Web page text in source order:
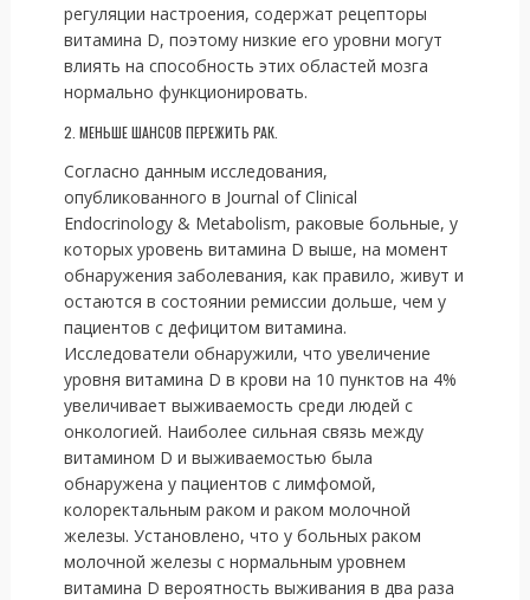
регуляции настроения, содержат рецепторы
витамина D, поэтому низкие его уровни могут
влиять на способность этих областей мозга
нормально функционировать.
2. МЕНЬШЕ ШАНСОВ ПЕРЕЖИТЬ РАК.
Согласно данным исследования,
опубликованного в Journal of Clinical
Endocrinology & Metabolism, раковые больные, у
которых уровень витамина D выше, на момент
обнаружения заболевания, как правило, живут и
остаются в состоянии ремиссии дольше, чем у
пациентов с дефицитом витамина.
Исследователи обнаружили, что увеличение
уровня витамина D в крови на 10 пунктов на 4%
увеличивает выживаемость среди людей с
онкологией. Наиболее сильная связь между
витамином D и выживаемостью была
обнаружена у пациентов с лимфомой,
колоректальным раком и раком молочной
железы. Установлено, что у больных раком
молочной железы с нормальным уровнем
витамина D вероятность выживания в два раза